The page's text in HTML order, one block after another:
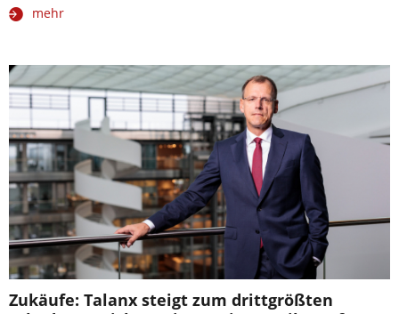
mehr
Zukäufe: Talanx steigt zum drittgrößten